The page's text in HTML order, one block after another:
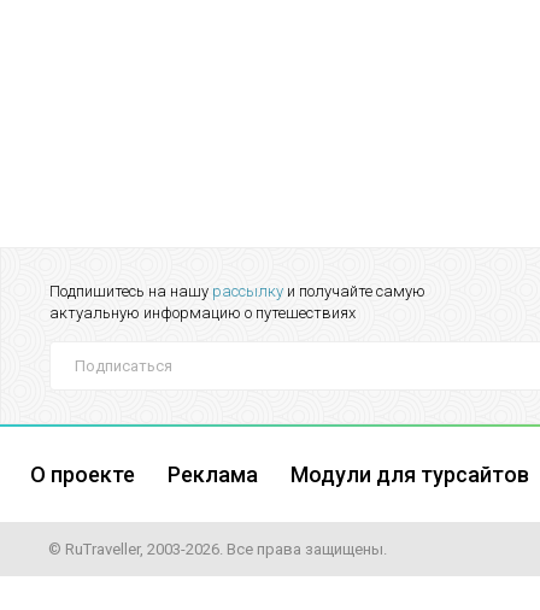
Подпишитесь на нашу рассылку и получайте самую
актуальную информацию о путешествиях
О проекте Реклама Модули для турсайтов
© RuTraveller, 2003-2026. Все права защищены.